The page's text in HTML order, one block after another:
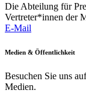
Die Abteilung für
Vertreter*innen der
E-Mail
Medien & Öffentlichkeit
Besuchen Sie uns
Medien.